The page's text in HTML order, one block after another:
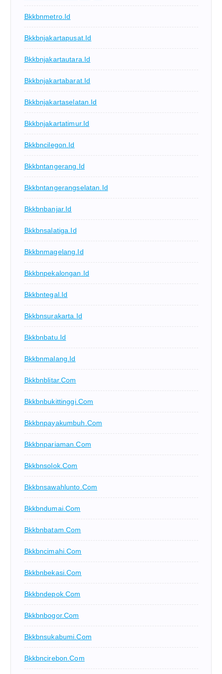
Bkkbnmetro.id
Bkkbnjakartapusat.id
Bkkbnjakartautara.id
Bkkbnjakartabarat.id
Bkkbnjakartaselatan.id
Bkkbnjakartatimur.id
Bkkbncilegon.id
Bkkbntangerang.id
Bkkbntangerangselatan.id
Bkkbnbanjar.id
Bkkbnsalatiga.id
Bkkbnmagelang.id
Bkkbnpekalongan.id
Bkkbntegal.id
Bkkbnsurakarta.id
Bkkbnbatu.id
Bkkbnmalang.id
Bkkbnblitar.com
Bkkbnbukittinggi.com
Bkkbnpayakumbuh.com
Bkkbnpariaman.com
Bkkbnsolok.com
Bkkbnsawahlunto.com
Bkkbndumai.com
Bkkbnbatam.com
Bkkbncimahi.com
Bkkbnbekasi.com
Bkkbndepok.com
Bkkbnbogor.com
Bkkbnsukabumi.com
Bkkbncirebon.com